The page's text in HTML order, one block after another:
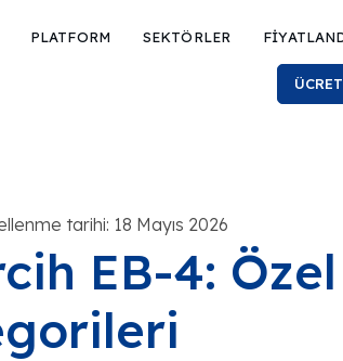
PLATFORM SEKTÖRLER
tarihi: 18 Mayıs 2026
EB-4: Özel